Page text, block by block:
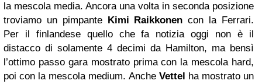
la mescola media. Ancora una volta in seconda posizione
troviamo un pimpante Kimi Raikkonen con la Ferrari.
Per il finlandese quello che fa notizia oggi non è il
distacco di solamente 4 decimi da Hamilton, ma bensì
l’ottimo passo gara mostrato prima con la mescola hard,
poi con la mescola medium. Anche Vettel ha mostrato un